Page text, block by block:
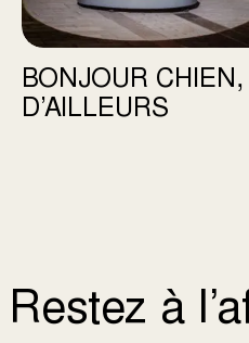
BONJOUR CHIEN,
D’AILLEURS
Restez à